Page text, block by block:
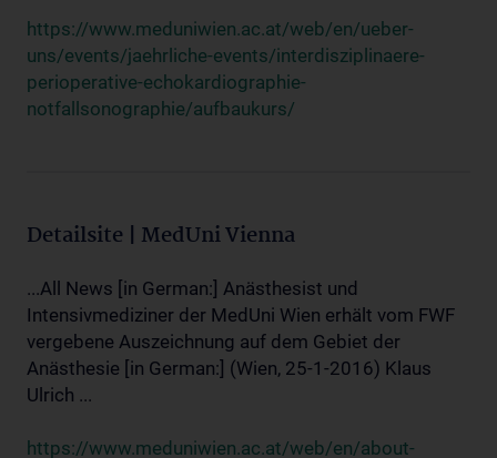
https://www.meduniwien.ac.at/web/en/ueber-
uns/events/jaehrliche-events/interdisziplinaere-
perioperative-echokardiographie-
notfallsonographie/aufbaukurs/
Detailsite | MedUni Vienna
...All News [in German:] Anästhesist und
Intensivmediziner der MedUni Wien erhält vom FWF
vergebene Auszeichnung auf dem Gebiet der
Anästhesie [in German:] (Wien, 25-1-2016) Klaus
Ulrich ...
https://www.meduniwien.ac.at/web/en/about-